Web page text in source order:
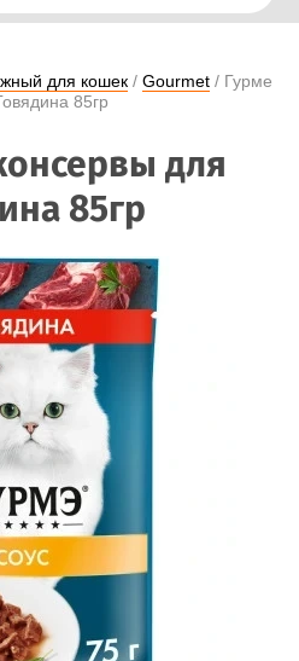
для кошек / Gourmet / Гурме
85гр
для
85гр